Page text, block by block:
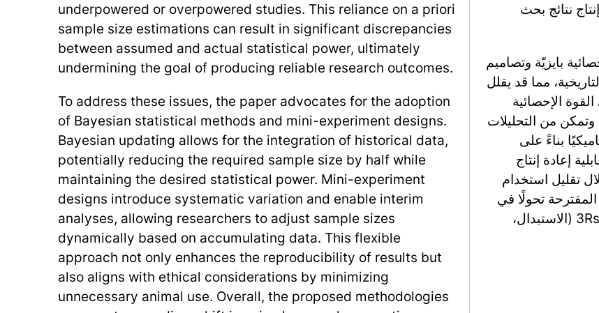
نتائج بحث
بايزيّة وتصاميم
مما قد يقلل
الإحصائية
وتمكن من التحليلات
بناءً على
إعادة إنتاج
تقليل استخدام
تحولًا في
أبحاث الحيوانات، مما يعزز تطبيقًا أكثر فعالية لمبادئ 3Rs (الاستبدال،
underpowered or overpowered studies. This reliance on a priori
sample size estimations can result in significant discrepancies
between assumed and actual statistical power, ultimately
undermining the goal of producing reliable research outcomes.
To address these issues, the paper advocates for the adoption
of Bayesian statistical methods and mini-experiment designs.
Bayesian updating allows for the integration of historical data,
potentially reducing the required sample size by half while
maintaining the desired statistical power. Mini-experiment
designs introduce systematic variation and enable interim
analyses, allowing researchers to adjust sample sizes
dynamically based on accumulating data. This flexible
approach not only enhances the reproducibility of results but
also aligns with ethical considerations by minimizing
unnecessary animal use. Overall, the proposed methodologies